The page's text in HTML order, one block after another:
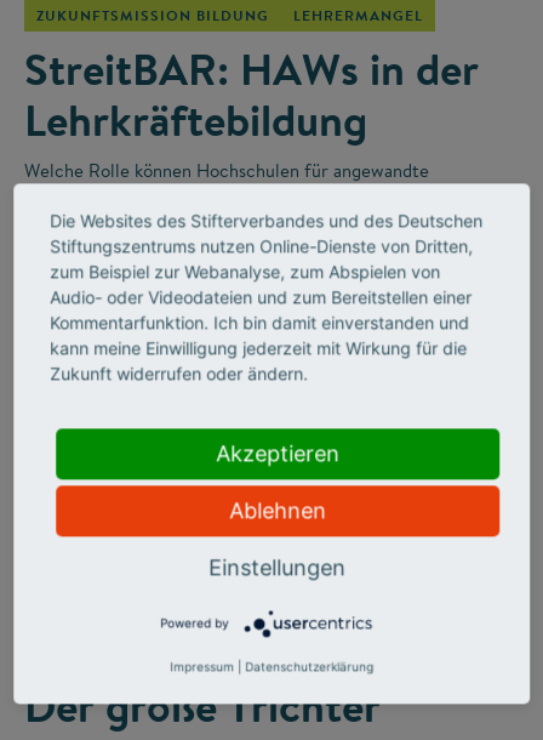
ZUKUNFTSMISSION BILDUNG LEHRERMANGEL
StreitBAR: HAWs in der
Lehrkräftebildung
Welche Rolle können Hochschulen für angewandte
Berufsschulen spielen? Darüber wurde in der „StreitBAR“
einem Online-Diskussionsformat des Stifterverbandes–
leidenschaftlich diskutiert.
Der große Trichter
Die Websites des Stifterverbandes und des Deutschen
Stiftungszentrums nutzen Online-Dienste von Dritten,
zum Beispiel zur Webanalyse, zum Abspielen von
Audio- oder Videodateien und zum Bereitstellen einer
Kommentarfunktion. Ich bin damit einverstanden und
kann meine Einwilligung jederzeit mit Wirkung für die
Zukunft widerrufen oder ändern.
Akzeptieren
Ablehnen
Einstellungen
Powered by
Impressum Datenschutzerklärung